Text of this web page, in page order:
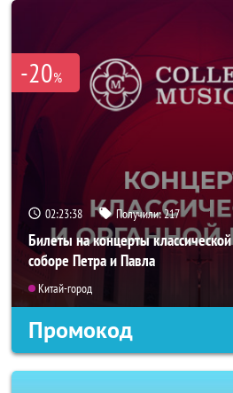
-20%
02:23:37 Получили:217
Билеты на концерты
соборе Петра и Павла
Китай-город
Промокод